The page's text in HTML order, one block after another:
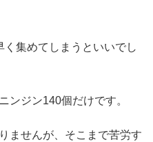
集めてしまうといいでし
ンジン140個だけです。
ませんが、そこまで苦労す